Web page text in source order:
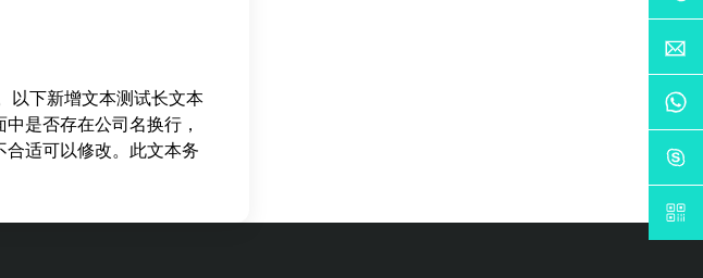
以下新增文本测试长文本
是否存在公司名换行，
合适可以修改。此文本务